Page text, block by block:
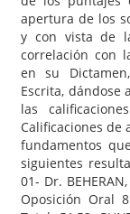
apertura de los
y con vista de
correlación con
en su
Escrita, dándose
las
Calificaciones de
fundamentos
siguientes
01- Dr.
Oposición Oral 8